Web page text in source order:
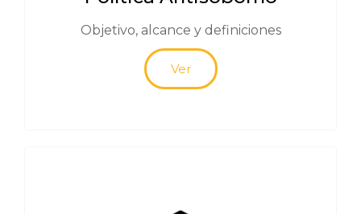
Objetivo, alcance y definiciones
Ver